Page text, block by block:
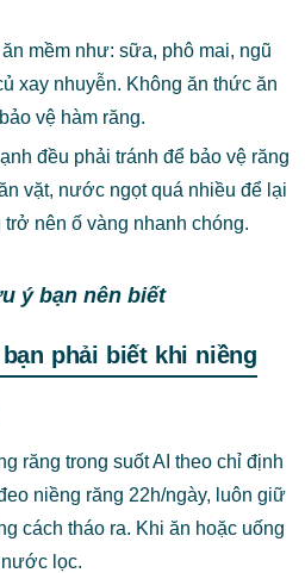
mềm như: sữa, phô mai, ngũ
xay nhuyễn. Không ăn thức ăn
vệ hàm răng.
đều phải tránh để bảo vệ răng
vặt, nước ngọt quá nhiều để lại
nên ố vàng nhanh chóng.
ý bạn nên biết
phải biết khi niềng
răng trong suốt AI theo chỉ định
niềng răng 22h/ngày, luôn giữ
cách tháo ra. Khi ăn hoặc uống
lọc.